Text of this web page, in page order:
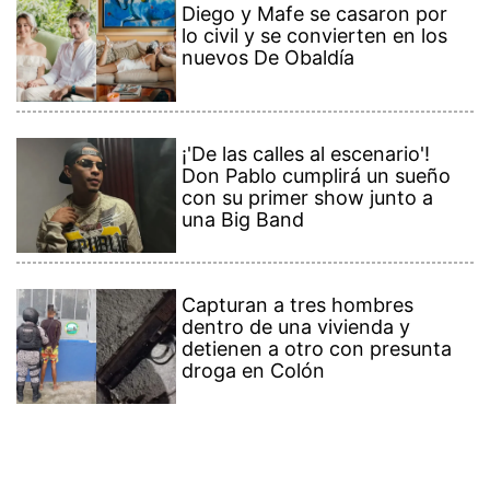
Diego y Mafe se casaron por
lo civil y se convierten en los
nuevos De Obaldía
¡'De las calles al escenario'!
Don Pablo cumplirá un sueño
con su primer show junto a
una Big Band
Capturan a tres hombres
dentro de una vivienda y
detienen a otro con presunta
droga en Colón